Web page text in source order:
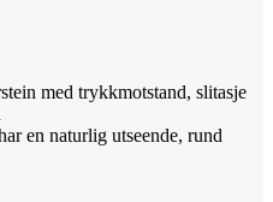
med trykkmotstand, slitasje
en naturlig utseende, rund